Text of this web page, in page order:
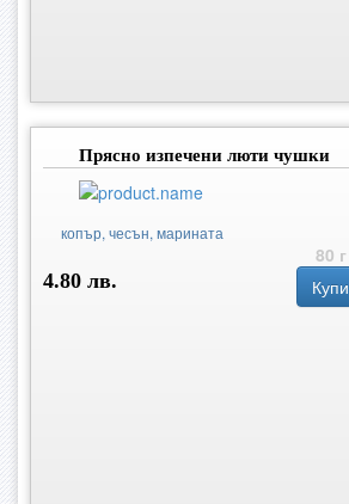
Прясно изпечени люти чушки
копър, чесън, марината
80 г
4.80 лв.
Купи